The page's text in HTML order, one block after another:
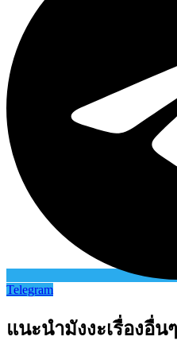
Telegram
แนะนำมังงะเรื่องอื่นๆ